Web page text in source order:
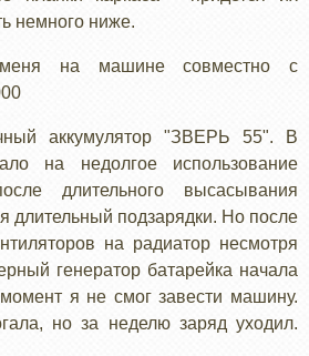
немного ниже.
на машине совместно с
аккумулятор "ЗВЕРЬ 55". В
на недолгое использование
длительного высасывания
длительный подзарядки. Но после
на радиатор несмотря
генератор батарейка начала
я не смог завести машину.
но за неделю заряд уходил.